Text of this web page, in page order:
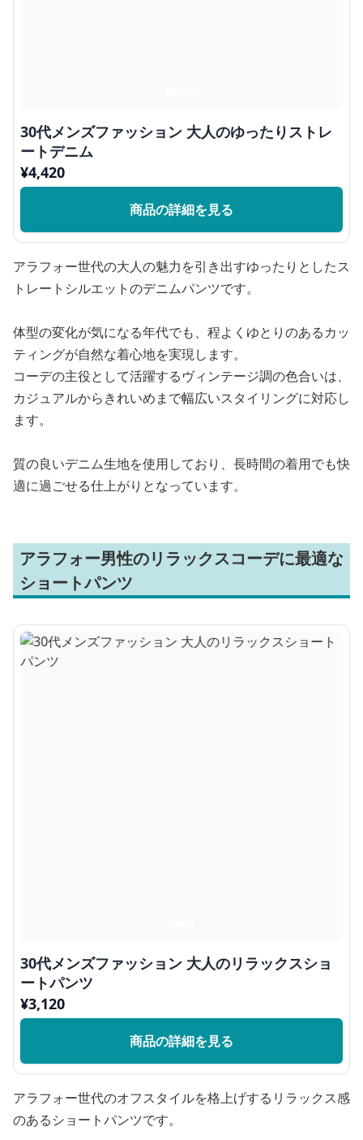
30代メンズファッション 大人のゆったりストレ
ートデニム
¥4,420
商品の詳細を見る
アラフォー世代の大人の魅力を引き出すゆったりとしたス
トレートシルエットのデニムパンツです。
体型の変化が気になる年代でも、程よくゆとりのあるカッ
ティングが自然な着心地を実現します。
コーデの主役として活躍するヴィンテージ調の色合いは、
カジュアルからきれいめまで幅広いスタイリングに対応し
ます。
質の良いデニム生地を使用しており、長時間の着用でも快
適に過ごせる仕上がりとなっています。
アラフォー男性のリラックスコーデに最適な
ショートパンツ
30代メンズファッション 大人のリラックスショ
ートパンツ
¥3,120
商品の詳細を見る
アラフォー世代のオフスタイルを格上げするリラックス感
のあるショートパンツです。